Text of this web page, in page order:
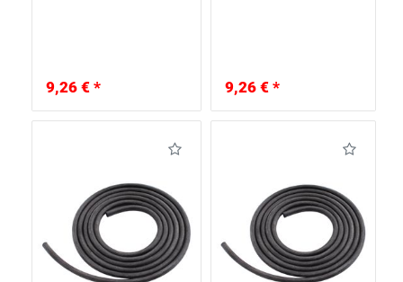
9,26 € * 9,26 € *